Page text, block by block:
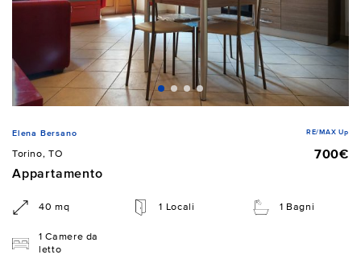
Elena Bersano RE/MAX Up
Torino, TO
700€
Appartamento
40 mq 1 Locali 1 Bagni
1 Camere da
letto